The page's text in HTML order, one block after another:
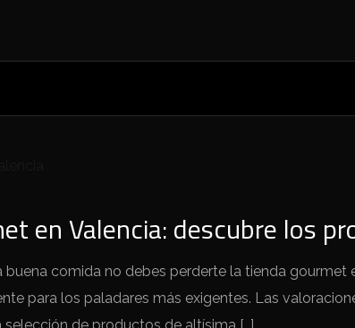
en Valencia: descubre los
buena comida no debes perderte la tienda
para los paladares más exigentes. Las
selección de productos de altísima […]